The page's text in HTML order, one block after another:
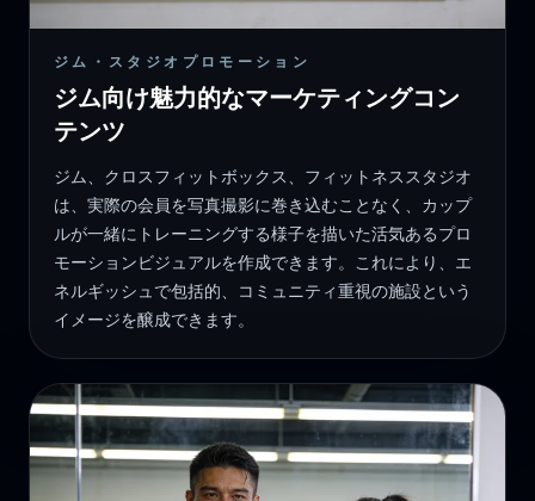
ジム・スタジオプロモーション
ジム向け魅力的なマーケティングコン
テンツ
ジム、クロスフィットボックス、フィットネススタジオ
は、実際の会員を写真撮影に巻き込むことなく、カップ
ルが一緒にトレーニングする様子を描いた活気あるプロ
モーションビジュアルを作成できます。これにより、エ
ネルギッシュで包括的、コミュニティ重視の施設という
イメージを醸成できます。